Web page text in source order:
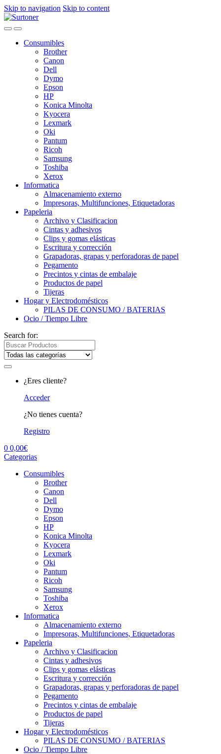
Skip to navigation Skip to content
Consumibles
Brother
Canon
Dell
Dymo
Epson
HP
Konica Minolta
Kyocera
Lexmark
Oki
Pantum
Ricoh
Samsung
Toshiba
Xerox
Informatica
Almacenamiento externo
Impresoras, Multifunciones, Etiquetadoras
Papeleria
Archivo y Clasificacion
Cintas y adhesivos
Clips y gomas elásticas
Escritura y corrección
Grapadoras, grapas y perforadoras de papel
Pegamento
Precintos y cintas de embalaje
Productos de papel
Tijeras
Hogar y Electrodomésticos
PILAS DE CONSUMO / BATERIAS
Ocio / Tiempo Libre
Search for:
¿Eres cliente?
Acceder
¿No tienes cuenta?
Registro
0 0,00€
Categorias
Consumibles
Brother
Canon
Dell
Dymo
Epson
HP
Konica Minolta
Kyocera
Lexmark
Oki
Pantum
Ricoh
Samsung
Toshiba
Xerox
Informatica
Almacenamiento externo
Impresoras, Multifunciones, Etiquetadoras
Papeleria
Archivo y Clasificacion
Cintas y adhesivos
Clips y gomas elásticas
Escritura y corrección
Grapadoras, grapas y perforadoras de papel
Pegamento
Precintos y cintas de embalaje
Productos de papel
Tijeras
Hogar y Electrodomésticos
PILAS DE CONSUMO / BATERIAS
Ocio / Tiempo Libre